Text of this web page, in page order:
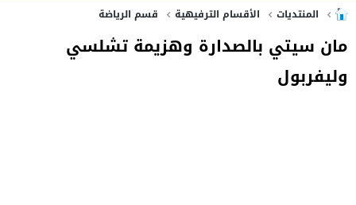
المنتديات الأقسام الترفيهية قسم الرياضة
مان سيتي بالصدارة وهزيمة تشلسي
وليفربول